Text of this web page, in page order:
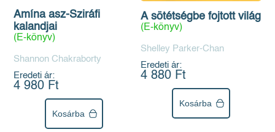
Amína asz-Sziráfi
kalandjai
(E-könyv)
Shannon Chakraborty
Eredeti ár:
4 980 Ft
Kosárba
A sötétségbe fojtott világ
(E-könyv)
Shelley Parker-Chan
Eredeti ár:
4 880 Ft
Kosárba